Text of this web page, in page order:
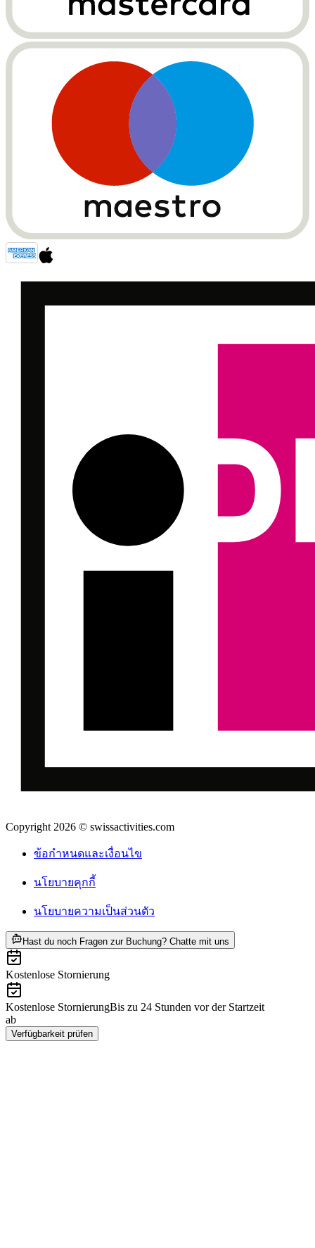
Copyright 2026 © swissactivities.com
ข้อกำหนดและเงื่อนไข
นโยบายคุกกี้
นโยบายความเป็นส่วนตัว
Hast du noch Fragen zur Buchung? Chatte mit uns
Kostenlose Stornierung
Kostenlose StornierungBis zu 24 Stunden vor der Startzeit
ab
Verfügbarkeit prüfen